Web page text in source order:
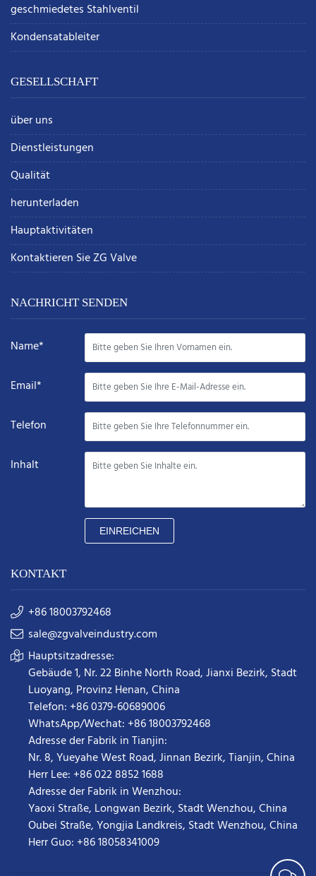
geschmiedetes Stahlventil
Kondensatableiter
GESELLSCHAFT
über uns
Dienstleistungen
Qualität
herunterladen
Hauptaktivitäten
Kontaktieren Sie ZG Valve
NACHRICHT SENDEN
Name*
Email*
Telefon
Inhalt
EINREICHEN
KONTAKT
+86 18003792468
sale@zgvalveindustry.com
Hauptsitzadresse:
Gebäude 1, Nr. 22 Binhe North Road, Jianxi Bezirk, Stadt
Luoyang, Provinz Henan, China
Telefon: +86 0379-60689006
WhatsApp/Wechat: +86 18003792468
Adresse der Fabrik in Tianjin:
Nr. 8, Yueyahe West Road, Jinnan Bezirk, Tianjin, China
Herr Lee: +86 022 8852 1688
Adresse der Fabrik in Wenzhou:
Yaoxi Straße, Longwan Bezirk, Stadt Wenzhou, China
Oubei Straße, Yongjia Landkreis, Stadt Wenzhou, China
Herr Guo: +86 18058341009